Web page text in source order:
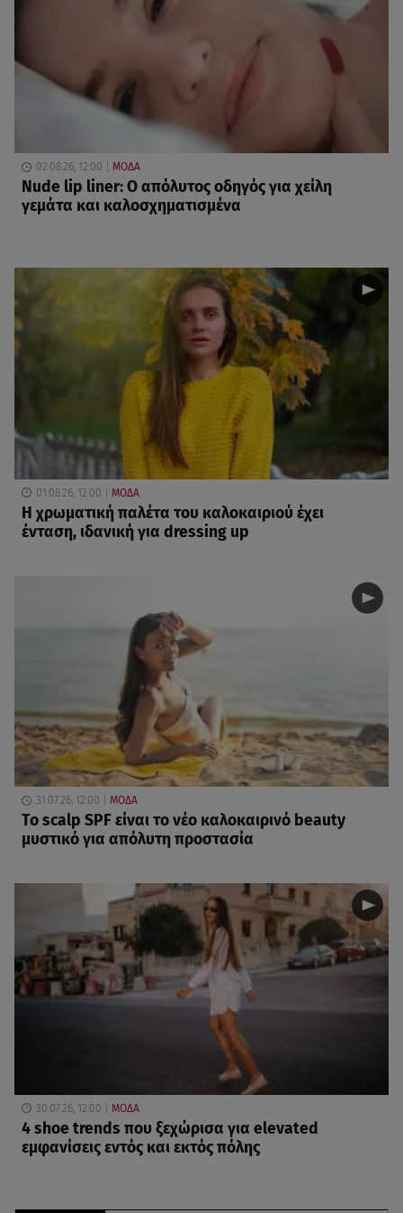
02.08.26, 12:00 ΜΟΔΑ
Nude lip liner: Ο απόλυτος οδηγός για χείλη
γεμάτα και καλοσχηματισμένα
01.08.26, 12:00 ΜΟΔΑ
Η χρωματική παλέτα του καλοκαιριού έχει
ένταση, ιδανική για dressing up
31.07.26, 12:00 ΜΟΔΑ
Το scalp SPF είναι το νέο καλοκαιρινό beauty
μυστικό για απόλυτη προστασία
30.07.26, 12:00 ΜΟΔΑ
4 shoe trends που ξεχώρισα για elevated
εμφανίσεις εντός και εκτός πόλης